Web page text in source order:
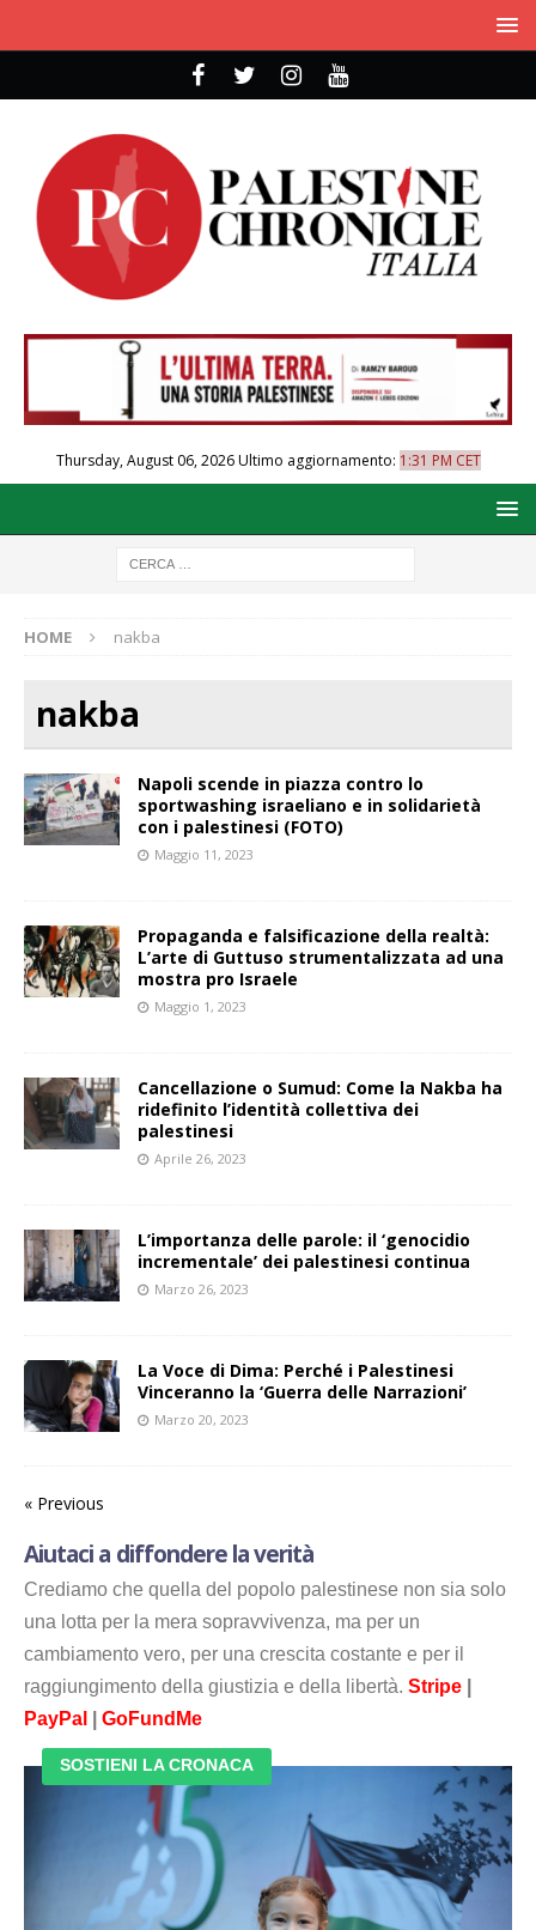
Thursday, August 06, 2026Ultimo aggiornamento: 1:31 PM CET
HOME nakba
nakba
Napoli scende in piazza contro lo
sportwashing israeliano e in solidarietà
con i palestinesi (FOTO)
Maggio 11, 2023
Propaganda e falsificazione della realtà:
L’arte di Guttuso strumentalizzata ad una
mostra pro Israele
Maggio 1, 2023
Cancellazione o Sumud: Come la Nakba ha
ridefinito l’identità collettiva dei
palestinesi
Aprile 26, 2023
L’importanza delle parole: il ‘genocidio
incrementale’ dei palestinesi continua
Marzo 26, 2023
La Voce di Dima: Perché i Palestinesi
Vinceranno la ‘Guerra delle Narrazioni’
Marzo 20, 2023
« Previous
Aiutaci a diffondere la verità
Crediamo che quella del popolo palestinese non sia solo
una lotta per la mera sopravvivenza, ma per un
cambiamento vero, per una crescita costante e per il
raggiungimento della giustizia e della libertà. Stripe
PayPal
GoFundMe
SOSTIENI LA CRONACA